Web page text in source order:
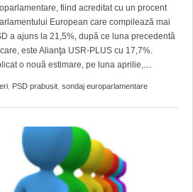
LA Z
fiind acreditat cu un procent
European care compilează mai
a ajuns la 21,5%, după ce luna precedentă
este Alianţa USR-PLUS cu 17,7%.
o nouă estimare, pe luna aprilie,…
PSD prabusit sondaj europarlamentare